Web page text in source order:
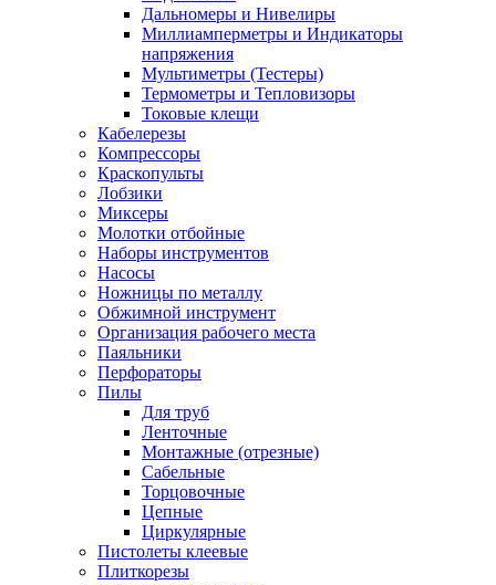
Дальномеры и Нивелиры
Миллиамперметры и Индикаторы
напряжения
Мультиметры (Тестеры)
Термометры и Тепловизоры
Токовые клещи
Кабелерезы
Компрессоры
Краскопульты
Лобзики
Миксеры
Молотки отбойные
Наборы инструментов
Насосы
Ножницы по металлу
Обжимной инструмент
Организация рабочего места
Паяльники
Перфораторы
Пилы
Для труб
Ленточные
Монтажные (отрезные)
Сабельные
Торцовочные
Цепные
Циркулярные
Пистолеты клеевые
Плиткорезы